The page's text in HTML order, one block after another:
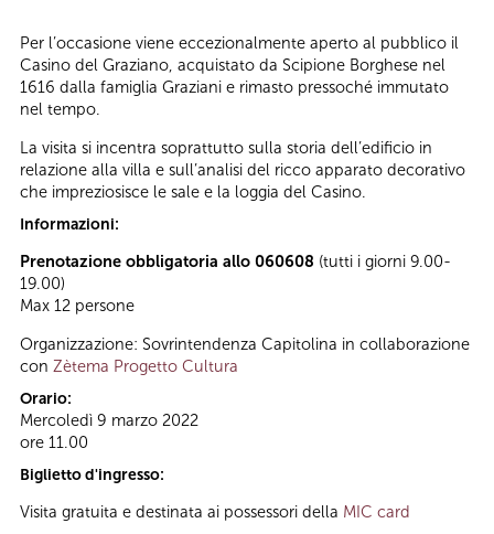
Per l’occasione viene eccezionalmente aperto al pubblico il
Casino del Graziano, acquistato da Scipione Borghese nel
1616 dalla famiglia Graziani e rimasto pressoché immutato
nel tempo.
La visita si incentra soprattutto sulla storia dell’edificio in
relazione alla villa e sull’analisi del ricco apparato decorativo
che impreziosisce le sale e la loggia del Casino.
Informazioni:
Prenotazione obbligatoria allo 060608 (tutti i giorni 9.00-
19.00)
Max 12 persone
Organizzazione: Sovrintendenza Capitolina in collaborazione
con Zètema Progetto Cultura
Orario:
Mercoledì 9 marzo 2022
ore 11.00
Biglietto d'ingresso:
Visita gratuita e destinata ai possessori della MIC card